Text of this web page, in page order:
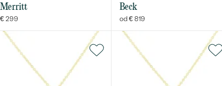
Merritt
€ 299
Beck
od € 819